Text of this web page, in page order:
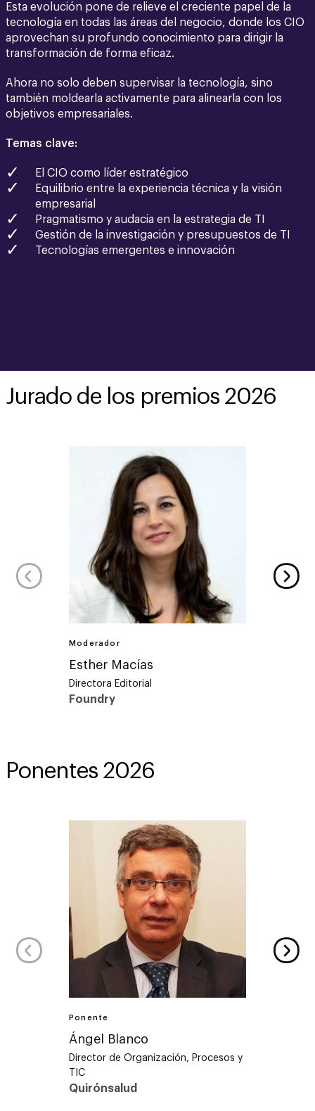
Esta evolución pone de relieve el creciente papel de la
tecnología en todas las áreas del negocio, donde los CIO
aprovechan su profundo conocimiento para dirigir la
transformación de forma eficaz.
Ahora no solo deben supervisar la tecnología, sino
también moldearla activamente para alinearla con los
objetivos empresariales.
Temas clave:
El CIO como líder estratégico
Equilibrio entre la experiencia técnica y la visión
empresarial
Pragmatismo y audacia en la estrategia de TI
Gestión de la investigación y presupuestos de TI
Tecnologías emergentes e innovación
Jurado de los premios 2026
Moderador
Esther Macías
Directora Editorial
Foundry
Ponentes 2026
Ponente
Ángel Blanco
Director de Organización, Procesos y
TIC
Quirónsalud